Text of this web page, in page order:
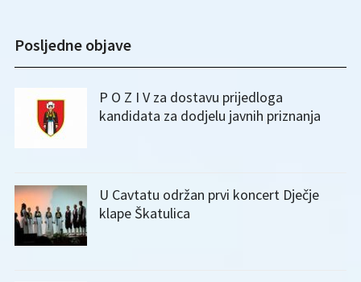
Posljedne objave
P O Z I V za dostavu prijedloga
kandidata za dodjelu javnih priznanja
U Cavtatu održan prvi koncert Dječje
klape Škatulica